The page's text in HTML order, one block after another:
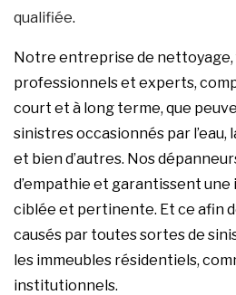
qualifiée.
Notre entreprise de
professionnels et experts,
court et à long terme, que
sinistres occasionnés par l’eau,
et bien d’autres. Nos
d’empathie et garantissent
ciblée et pertinente. Et ce afin
causés par toutes sortes de
les immeubles résidentiels,
institutionnels.